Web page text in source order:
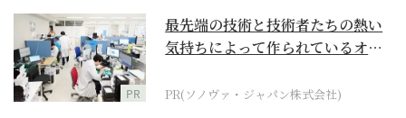
PR
最先端の技術と技術者たちの熱い
気持ちによって作られているオー
PR(ソノヴァ・ジャパン株式会社)